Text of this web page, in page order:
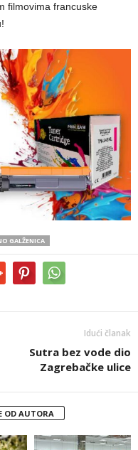
filmovima francuske
GALŽENICA
Idući članak
Sutra bez vode dio
Zagrebačke ulice
OD AUTORA